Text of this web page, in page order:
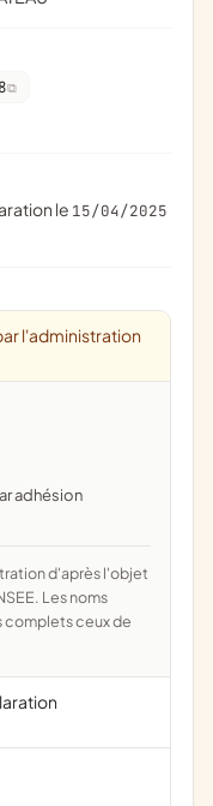
le 15/04/2025
l'administration
adhésion
Les noms
complets ceux de